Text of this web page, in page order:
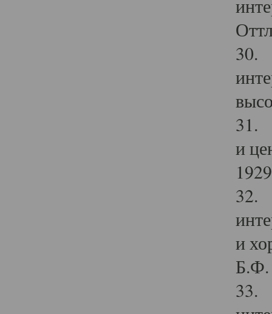
30.
31.
и
32.
и
Б.Ф.
33.